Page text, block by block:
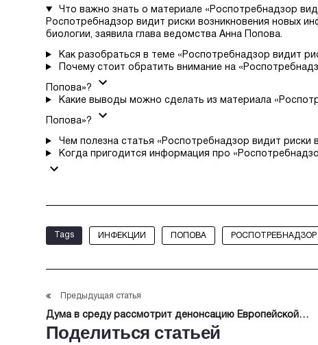
Что важно знать о материале «Роспотребнадзор
Роспотребнадзор видит риски возникновения новых
биологии, заявила глава ведомства Анна Попова.
Как разобраться в теме «Роспотребнадзор видит
Почему стоит обратить внимание на
Попова»?
Какие выводы можно сделать из материала
Попова»?
Чем полезна статья «Роспотребнадзор видит
Когда пригодится информация про
Tags ИНФЕКЦИИ ПОПОВА РОСПОТРЕБНАДЗОР
Предыдущая статья
Дума в среду рассмотрит денонсацию Европейской
конвенции по предупреждению пыток — Володин
Поделиться статьей